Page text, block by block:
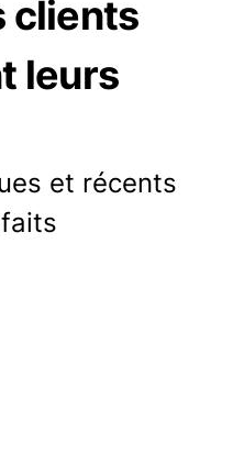
clients
leurs
et récents